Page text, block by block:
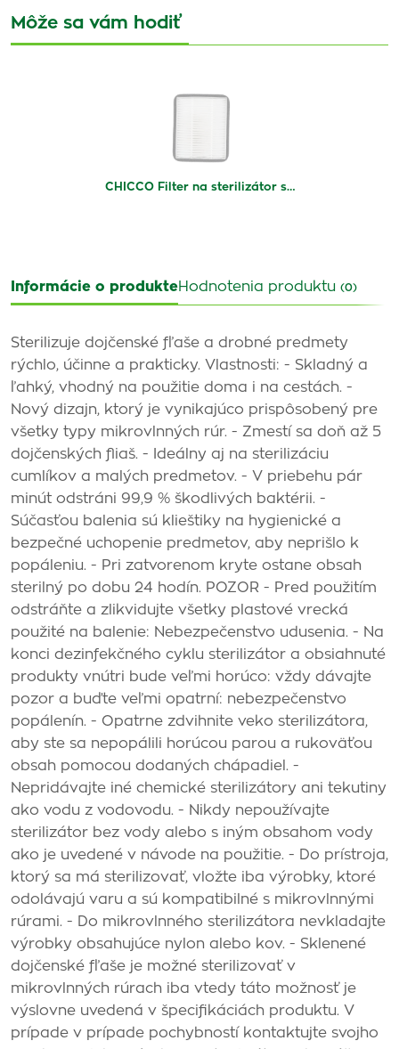
Môže sa vám hodiť
CHICCO Filter na sterilizátor s…
Informácie o produkteHodnotenia produktu (0)
Sterilizuje dojčenské fľaše a drobné predmety
rýchlo, účinne a prakticky. Vlastnosti: - Skladný a
ľahký, vhodný na použitie doma i na cestách. -
Nový dizajn, ktorý je vynikajúco prispôsobený pre
všetky typy mikrovlnných rúr. - Zmestí sa doň až 5
dojčenských fliaš. - Ideálny aj na sterilizáciu
cumlíkov a malých predmetov. - V priebehu pár
minút odstráni 99,9 % škodlivých baktérii. -
Súčasťou balenia sú klieštiky na hygienické a
bezpečné uchopenie predmetov, aby neprišlo k
popáleniu. - Pri zatvorenom kryte ostane obsah
sterilný po dobu 24 hodín. POZOR - Pred použitím
odstráňte a zlikvidujte všetky plastové vrecká
použité na balenie: Nebezpečenstvo udusenia. - Na
konci dezinfekčného cyklu sterilizátor a obsiahnuté
produkty vnútri bude veľmi horúco: vždy dávajte
pozor a buďte veľmi opatrní: nebezpečenstvo
popálenín. - Opatrne zdvihnite veko sterilizátora,
aby ste sa nepopálili horúcou parou a rukoväťou
obsah pomocou dodaných chápadiel. -
Nepridávajte iné chemické sterilizátory ani tekutiny
ako vodu z vodovodu. - Nikdy nepoužívajte
sterilizátor bez vody alebo s iným obsahom vody
ako je uvedené v návode na použitie. - Do prístroja,
ktorý sa má sterilizovať, vložte iba výrobky, ktoré
odolávajú varu a sú kompatibilné s mikrovlnnými
rúrami. - Do mikrovlnného sterilizátora nevkladajte
výrobky obsahujúce nylon alebo kov. - Sklenené
dojčenské fľaše je možné sterilizovať v
mikrovlnných rúrach iba vtedy táto možnosť je
výslovne uvedená v špecifikáciách produktu. V
prípade v prípade pochybností kontaktujte svojho